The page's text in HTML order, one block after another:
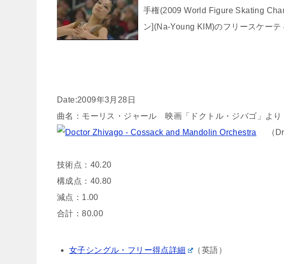
手権(2009 World Figure Skating
ン](Na-Young KIM)のフリースケーテ
Date:2009年3月28日
曲名：モーリス・ジャール 映画「ドクトル・ジバゴ」よ
（Dr.
技術点：40.20
構成点：40.80
減点：1.00
合計：80.00
女子シングル・フリー得点詳細 （英語）